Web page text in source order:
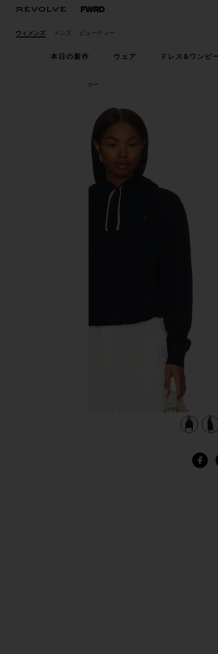
ウィメンズ メンズ ビューティー
本日の新作 ウェア ドレス&ワンピ
パーカー
お気に入りPolo Ralph Lauren Fleece Hoodie in